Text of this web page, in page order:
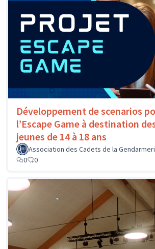
Développement de scenarios
l’Escape Game à destination
jeunes de 14 à 18 ans
Association des Cadets de la
0
0